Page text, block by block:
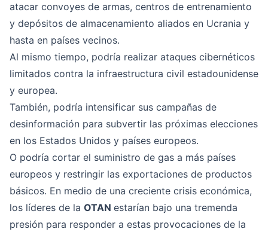
atacar convoyes de armas, centros de entrenamiento
y depósitos de almacenamiento aliados en Ucrania y
hasta en países vecinos.
Al mismo tiempo, podría realizar ataques cibernéticos
limitados contra la infraestructura civil estadounidense
y europea.
También, podría intensificar sus campañas de
desinformación para subvertir las próximas elecciones
en los Estados Unidos y países europeos.
O podría cortar el suministro de gas a más países
europeos y restringir las exportaciones de productos
básicos. En medio de una creciente crisis económica,
los líderes de la OTAN estarían bajo una tremenda
presión para responder a estas provocaciones de la